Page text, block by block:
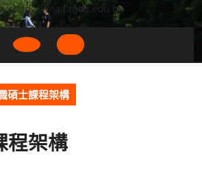
Open
碩士課程架構
程架構